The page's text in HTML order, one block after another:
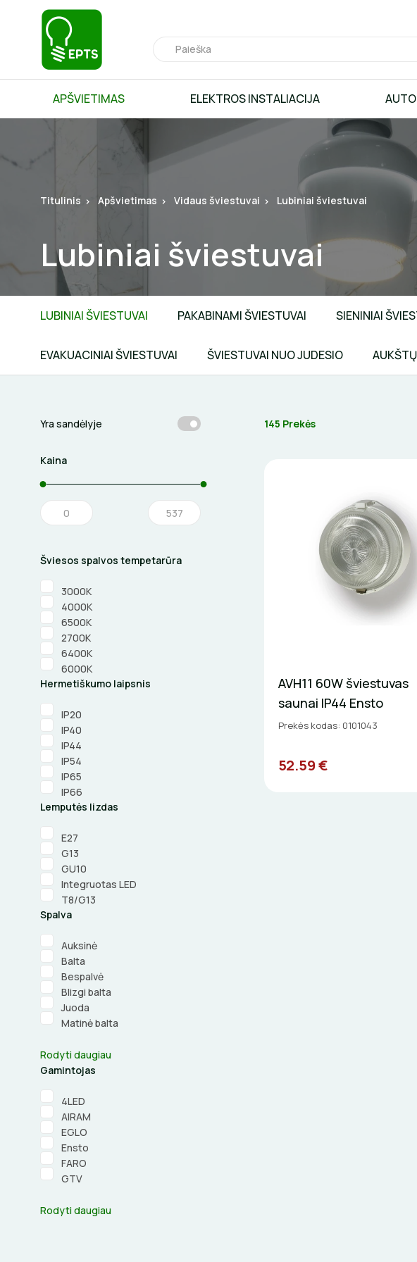
APŠVIETIMAS ELEKTROS INSTALIACIJA
Titulinis Apšvietimas Vidaus šviestuvai Lubiniai šviestuvai
Lubiniai šviestuvai
LUBINIAI ŠVIESTUVAI PAKABINAMI ŠVIESTUVAI SIENINIAI
EVAKUACINIAI ŠVIESTUVAI ŠVIESTUVAI NUO JUDESIO
Yra sandėlyje
Kaina
Šviesos spalvos tempetarūra
3000K
4000K
6500K
2700K
6400K
6000K
Hermetiškumo laipsnis
IP20
IP40
IP44
IP54
IP65
IP66
Lemputės lizdas
E27
G13
GU10
Integruotas LED
T8/G13
Spalva
Auksinė
Balta
Bespalvė
Blizgi balta
Juoda
Matinė balta
Rodyti daugiau
Gamintojas
4LED
AIRAM
EGLO
Ensto
FARO
GTV
Rodyti daugiau
145 Prekės
AVH11 60W šviestuvas
saunai IP44 Ensto
Prekės kodas: 0101043
52.59 €